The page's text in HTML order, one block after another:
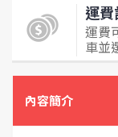
運費
運費
車並
內容簡介